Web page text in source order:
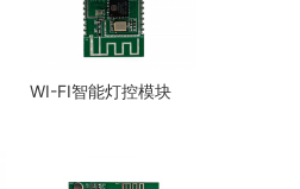
WI-FI智能灯控模块